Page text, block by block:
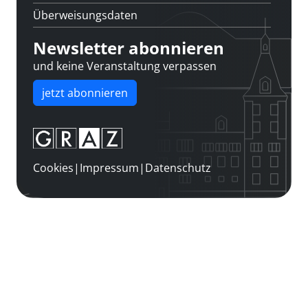
Überweisungsdaten
Newsletter abonnieren
und keine Veranstaltung verpassen
jetzt abonnieren
Cookies| Impressum| Datenschutz